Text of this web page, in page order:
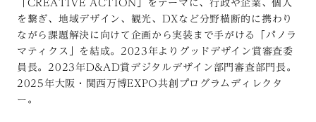
「CREATIVE ACTION」をテーマに、行政や企業、個人
を繋ぎ、地域デザイン、観光、DXなど分野横断的に携わり
ながら課題解決に向けて企画から実装まで手がける「パノラ
マティクス」を結成。2023年よりグッドデザイン賞審査委
員長。2023年D&AD賞デジタルデザイン部門審査部門長。
2025年大阪・関西万博EXPO共創プログラムディレクタ
ー。